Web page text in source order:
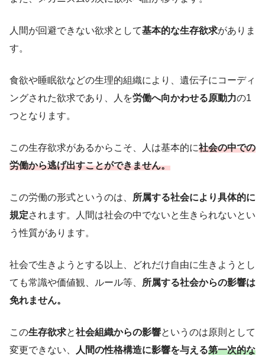
人間が回避できない欲求として基本的な生存欲求がありま
す。
食欲や睡眠欲などの生理的組織により、遺伝子にコーディ
ングされた欲求であり、人を労働へ向かわせる原動力の1
つとなります。
この生存欲求があるからこそ、人は基本的に社会の中での
労働から逃げ出すことができません。
この労働の形式というのは、
所属する社会により具体的に
規定されます。人間は社会の中でないと生きられないとい
う性質があります。
社会で生きようとする以上、どれだけ自由に生きようとし
ても常識や価値観、ルール等、
所属する社会からの影響は
免れません。
この生存欲求と社会組織からの影響というのは原則として
変更できない、
人間の性格構造に影響を与える第一次的な